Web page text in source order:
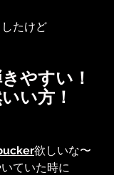
たけど
やすい！
い方！
欲しいな〜
ていた時に